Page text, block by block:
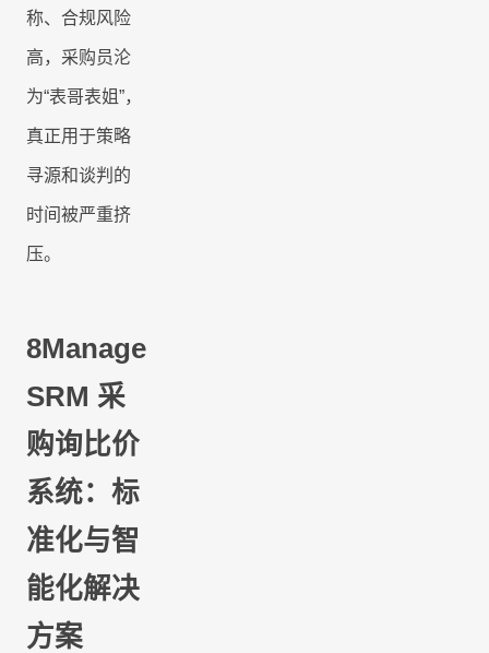
称、合规风险
高，采购员沦
为“表哥表姐”，
真正用于策略
寻源和谈判的
时间被严重挤
压。
8Manage
SRM 采
购询比价
系统：标
准化与智
能化解决
方案